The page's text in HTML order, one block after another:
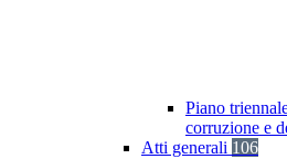
Piano
corruzione e
Atti generali 106